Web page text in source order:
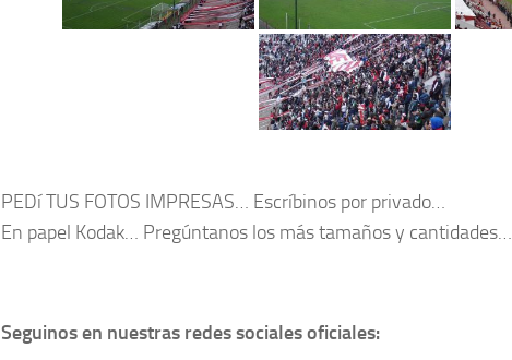
PEDí TUS FOTOS IMPRESAS… Escríbinos por privado…
En papel Kodak… Pregúntanos los más tamaños y cantidades…
Seguinos en nuestras redes sociales oficiales: